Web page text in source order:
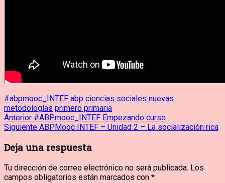
#abpmooc_INTEF abp ciencias sociales nuevas
metodologías primero primaria
Navegación
de
entradas
Anterior Entrada
anterior:
#ABPmooc_INTEF Empezando curso
Siguiente Entrada
ABPMooc INTEF – Unidad 2 – La socialización rica
Deja una respuesta
Tu dirección de correo electrónico no será publicada. Los
campos obligatorios están marcados con *